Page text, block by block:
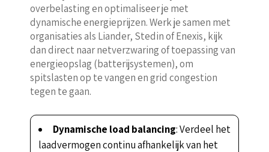
overbelasting en optimaliseer je met
dynamische energieprijzen. Werk je samen met
organisaties als Liander, Stedin of Enexis, kijk
dan direct naar netverzwaring of toepassing van
energieopslag (batterijsystemen), om
spitslasten op te vangen en grid congestion
tegen te gaan.
Dynamische load balancing: Verdeel het
laadvermogen continu afhankelijk van het